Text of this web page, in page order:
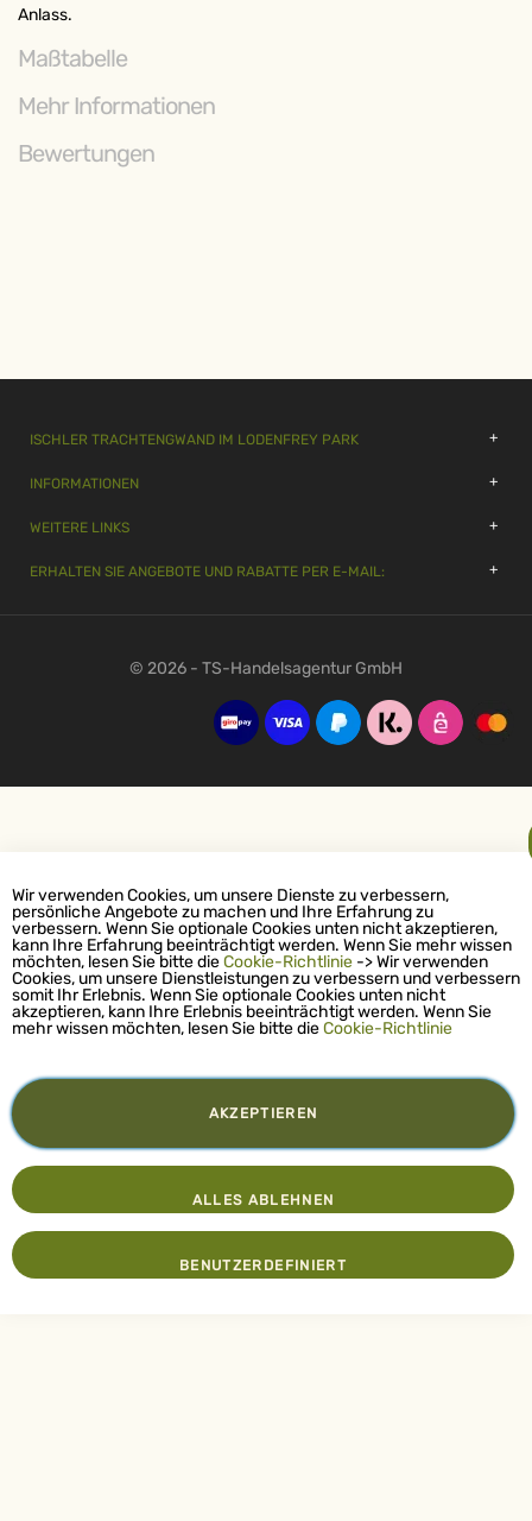
Anlass.
Maßtabelle
Mehr Informationen
Bewertungen
ISCHLER TRACHTENGWAND IM LODENFREY PARK
INFORMATIONEN
WEITERE LINKS
ERHALTEN SIE ANGEBOTE UND RABATTE PER E-MAIL:
© 2026 - TS-Handelsagentur GmbH
Wir verwenden Cookies, um unsere Dienste zu verbessern,
persönliche Angebote zu machen und Ihre Erfahrung zu
verbessern. Wenn Sie optionale Cookies unten nicht akzeptieren,
kann Ihre Erfahrung beeinträchtigt werden. Wenn Sie mehr wissen
möchten, lesen Sie bitte dieCookie-Richtlinie -> Wir verwenden
Cookies, um unsere Dienstleistungen zu verbessern und verbessern
somit Ihr Erlebnis. Wenn Sie optionale Cookies unten nicht
akzeptieren, kann Ihre Erlebnis beeinträchtigt werden. Wenn Sie
mehr wissen möchten, lesen Sie bitte dieCookie-Richtlinie
AKZEPTIEREN
BENUTZERDEFINIERT
ALLES ABLEHNEN